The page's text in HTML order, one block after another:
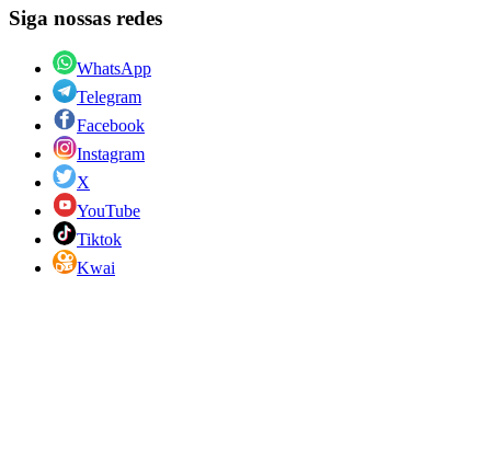
Siga nossas redes
WhatsApp
Telegram
Facebook
Instagram
X
YouTube
Tiktok
Kwai